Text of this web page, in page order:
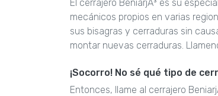
El cerrajero BeniarjÃ³ es su
mecánicos propios en varias
sus bisagras y cerraduras sin
montar nuevas cerraduras.
¡Socorro! No sé qué tipo de
Entonces, llame al cerrajero